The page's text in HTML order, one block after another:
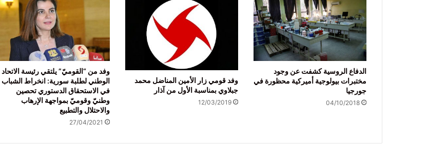
الدفاع الروسية كشفت عن وجود
مختبرات بيولوجية أميركية محظورة في
جورجيا
04/10/2018
وفد قومي زار الأمين المناضل محمد
جبلاوي بمناسبة الأول من آذار
12/03/2019
وفد من “القوميّ” يلتقي رئيسة الاتحاد
الوطني لطلبة سورية: انخراط الشباب
في الاستحقاق الدستوري تحصين
وطنيّ وقوميّ بمواجهة الإرهاب
والاحتلال والتطبيع
27/04/2021